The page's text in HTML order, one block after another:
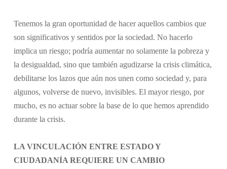
Tenemos la gran oportunidad de hacer aquellos cambios que
son significativos y sentidos por la sociedad. No hacerlo
implica un riesgo; podría aumentar no solamente la pobreza y
la desigualdad, sino que también agudizarse la crisis climática,
debilitarse los lazos que aún nos unen como sociedad y, para
algunos, volverse de nuevo, invisibles. El mayor riesgo, por
mucho, es no actuar sobre la base de lo que hemos aprendido
durante la crisis.
LA VINCULACIÓN ENTRE ESTADO Y
CIUDADANÍA REQUIERE UN CAMBIO